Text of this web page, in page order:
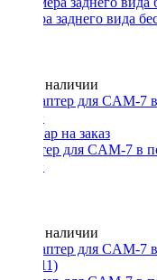
Камера заднего вида
Нет в наличии
Адаптер для CAM-7 в
2013+
Нет в наличии